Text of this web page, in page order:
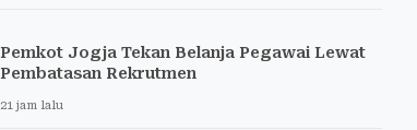
Pemkot Jogja Tekan Belanja Pegawai Lewat
Pembatasan Rekrutmen
21 jam lalu